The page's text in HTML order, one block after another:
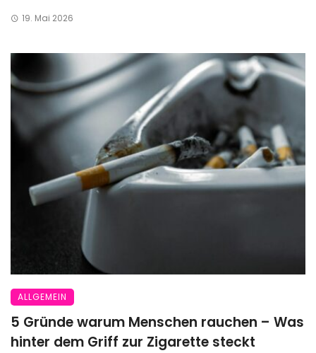
19. Mai 2026
ALLGEMEIN
5 Gründe warum Menschen rauchen – Was
hinter dem Griff zur Zigarette steckt